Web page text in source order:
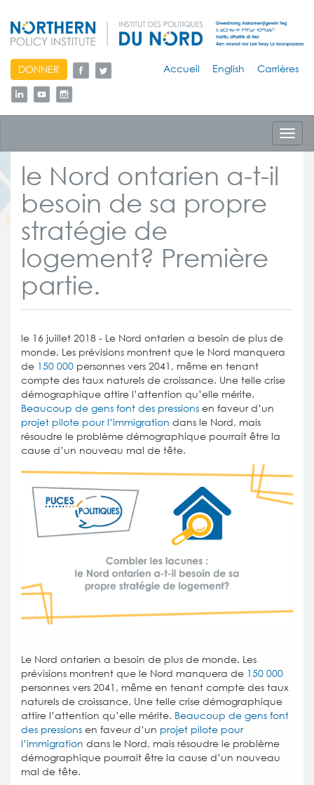
skip
to
content
DONNER Accueil English Carrières
le Nord ontarien a-t-il
besoin de sa propre
stratégie de
logement? Première
partie.
le 16 juillet 2018 - Le Nord ontarien a besoin de plus de
monde. Les prévisions montrent que le Nord manquera
de 150 000 personnes vers 2041, même en tenant
compte des taux naturels de croissance. Une telle crise
démographique attire l’attention qu’elle mérite.
Beaucoup de gens font des pressions en faveur d’un
projet pilote pour l’immigration dans le Nord, mais
résoudre le problème démographique pourrait être la
cause d’un nouveau mal de tête.
Le Nord ontarien a besoin de plus de monde. Les
prévisions montrent que le Nord manquera de 150 000
personnes vers 2041, même en tenant compte des taux
naturels de croissance. Une telle crise démographique
attire l’attention qu’elle mérite. Beaucoup de gens font
des pressions en faveur d’un projet pilote pour
l’immigration dans le Nord, mais résoudre le problème
démographique pourrait être la cause d’un nouveau
mal de tête.